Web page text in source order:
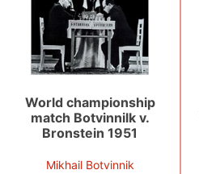
World championship
match Botvinnilk v.
Bronstein 1951
Mikhail Botvinnik